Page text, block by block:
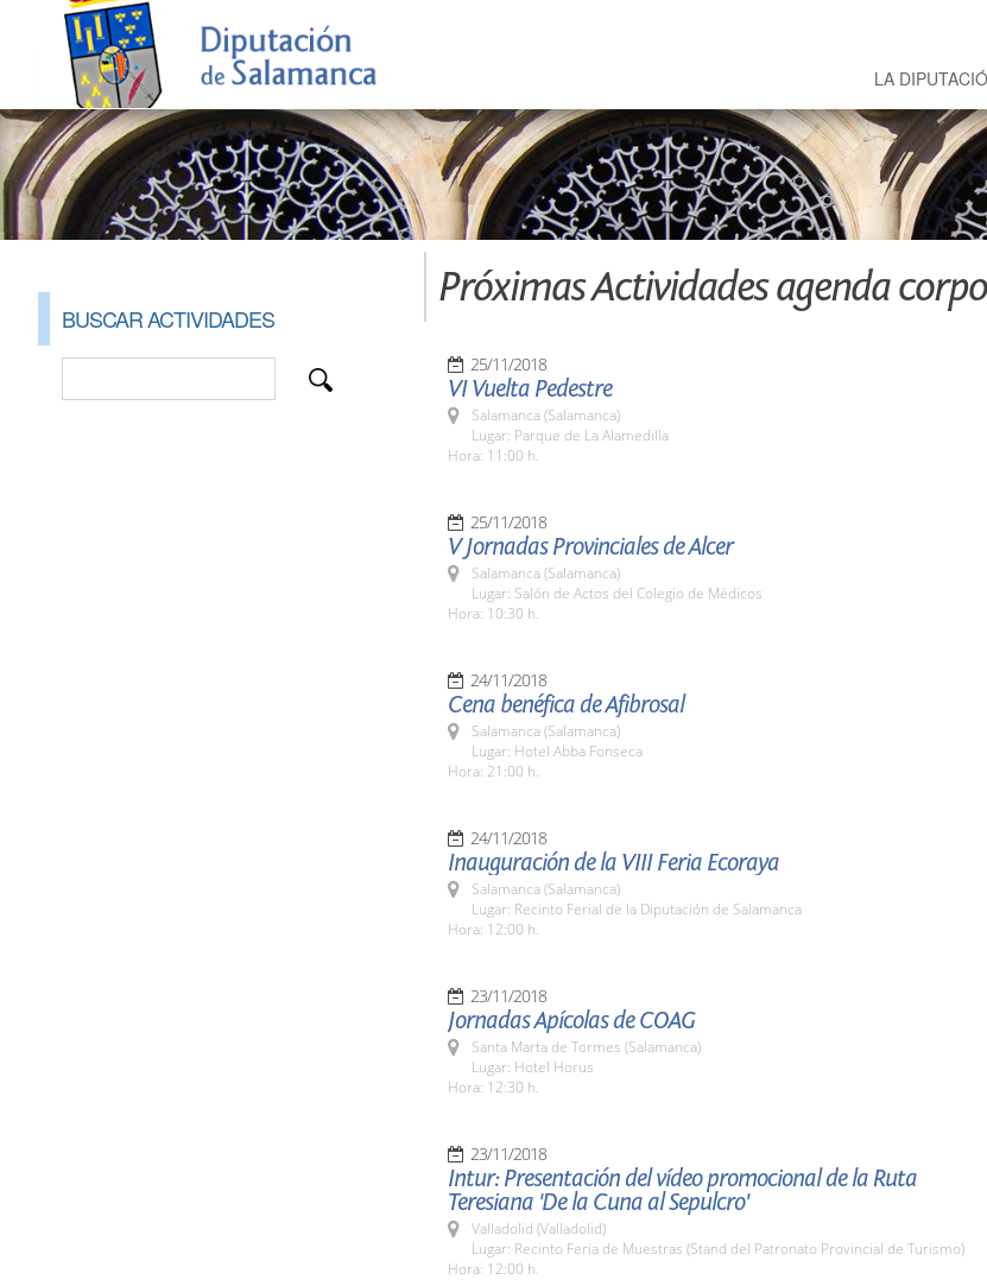
LA
BUSCAR ACTIVIDADES
Próximas Actividades agenda
25/11/2018
VI Vuelta Pedestre
Salamanca (Salamanca)
Lugar: Parque de La Alamedilla
Hora: 11:00 h.
25/11/2018
V Jornadas Provinciales de Alcer
Salamanca (Salamanca)
Lugar: Salón de Actos del Colegio de Médicos
Hora: 10:30 h.
24/11/2018
Cena benéfica de Afibrosal
Salamanca (Salamanca)
Lugar: Hotel Abba Fonseca
Hora: 21:00 h.
24/11/2018
Inauguración de la VIII Feria Ecoraya
Salamanca (Salamanca)
Lugar: Recinto Ferial de la Diputación de Salamanca
Hora: 12:00 h.
23/11/2018
Jornadas Apícolas de COAG
Santa Marta de Tormes (Salamanca)
Lugar: Hotel Horus
Hora: 12:30 h.
23/11/2018
Intur: Presentación del vídeo promocional de la Ruta
Teresiana 'De la Cuna al Sepulcro'
Valladolid (Valladolid)
Lugar: Recinto Feria de Muestras (Stand del Patronato Provincial de Turismo)
Hora: 12:00 h.